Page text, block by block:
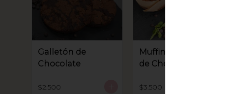
Galletón de
Chocolate
$2.500
Muffin con Chips
de Chocolate
$3.500